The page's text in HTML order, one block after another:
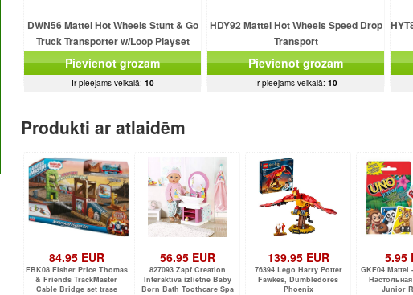
DWN56 Mattel Hot Wheels Stunt & Go
Truck Transporter w/Loop Playset
Complete
Pievienot grozam
Ir pieejams veikalā: 10
HDY92 Mattel Hot Wheels Speed Drop
Transport
Pievienot grozam
Ir pieejams veikalā: 10
Produkti ar atlaidēm
84.95 EUR
FBK08 Fisher Price Thomas
& Friends TrackMaster
Cable Bridge set trase
56.95 EUR
827093 Zapf Creation
Interaktīvā izlietne Baby
Born Bath Toothcare Spa
139.95 EUR
76394 Lego Harry Potter
Fawkes, Dumbledores
Phoenix
5.95
GKF04
Junior